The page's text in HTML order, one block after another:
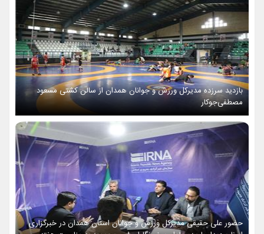
بازدید سرزده مدیرکل ورزش و جوانان همدان از سالن کشتی مسعود
مصطفی‌جوکار
حضور علی حقیقی مدیرکل ورزش و جوانان استان همدان در خبرگزاری